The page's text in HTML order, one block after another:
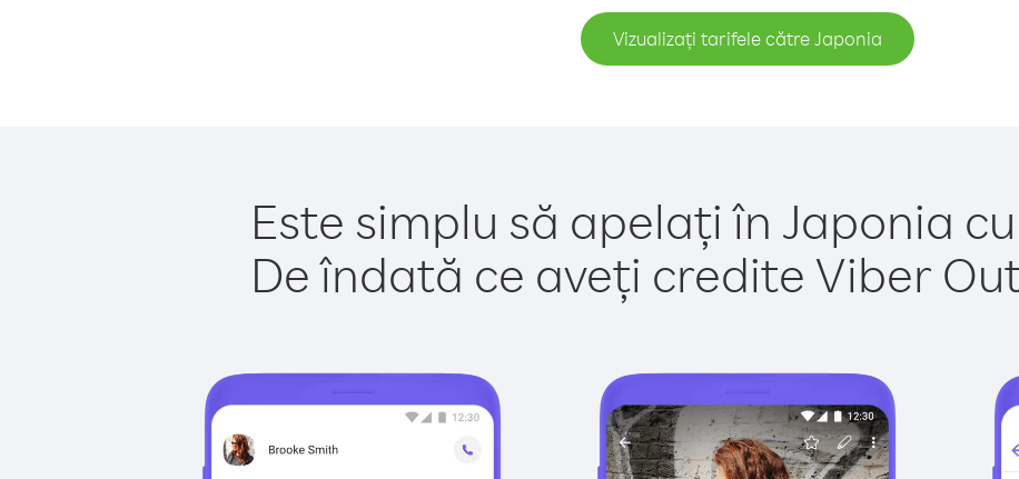
Vizualizați tarifele către Japonia
Este simplu să apelați în Japonia
De îndată ce aveți credite Viber